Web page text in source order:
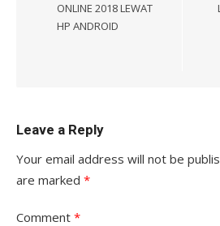
ONLINE 2018 LEWAT
HP ANDROID
Leave a Reply
Your email address will not be
are marked *
Comment *